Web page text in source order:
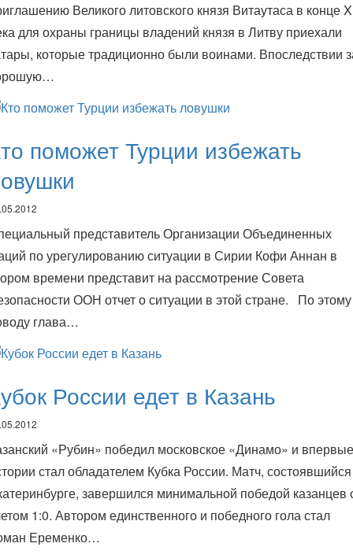
Великого литовского князя Витаутаса в конце
для охраны границы владений князя в Литву приехали
которые традиционно были воинами. Впоследствии
поможет Турции избежать
представитель Организации Объединенных
по урегулированию ситуации в Сирии Кофи Аннан в
времени представит на рассмотрение Совета
ООН отчет о ситуации в этой стране. По этому
глава…
России едет в Казань
«Рубин» победил московское «Динамо» и
стал обладателем Кубка России. Матч,
завершился минимальной победой казанцев
1:0. Автором единственного и победного гола стал
Еременко…